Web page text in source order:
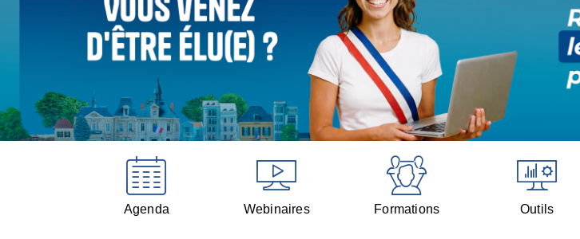
Agenda Webinaires Formations Outils